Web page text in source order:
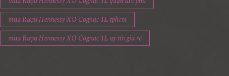
mua Rượu Hennessy XO Cognac 1L tphcm
mua Rượu Hennessy XO Cognac 1L uy tín giá rẻ